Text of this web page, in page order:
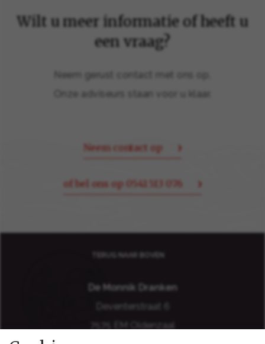
Wilt u meer informatie of heeft u
een vraag?
Neem gerust contact met ons op.
Onze adviseurs staan voor u klaar.
Neem contact op
of bel ons op 0541 513 076
De Monnik Dranken
Deventerstraat 6
7575 EM Oldenzaal